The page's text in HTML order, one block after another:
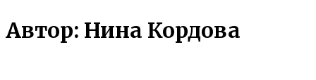
Автор: Нина Кордова